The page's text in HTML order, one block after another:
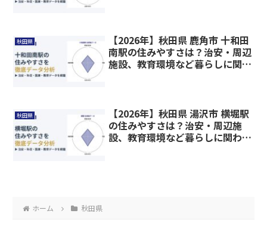
秋田県
【2026年】秋田県 鹿角市 十和田
南駅の住みやすさは？治安・周辺
施設、教育環境など暮らしに関わ
秋田県
【2026年】秋田県 湯沢市 横堀駅
の住みやすさは？治安・周辺施
設、教育環境など暮らしに関わる
ホーム 秋田県